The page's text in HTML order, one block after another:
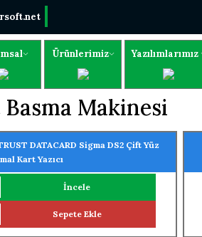
Ürünlerimiz Yazılımlarımız
Makinesi
DATACARD Sigma DS2 Çift Yüz
Kart Yazıcı
İncele
Sepete Ekle